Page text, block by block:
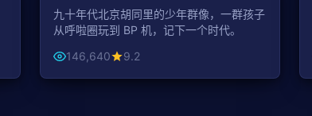
九十年代北京胡同里的少年群像，一群孩子
从呼啦圈玩到 BP 机，记下一个时代。
146,640
9.2